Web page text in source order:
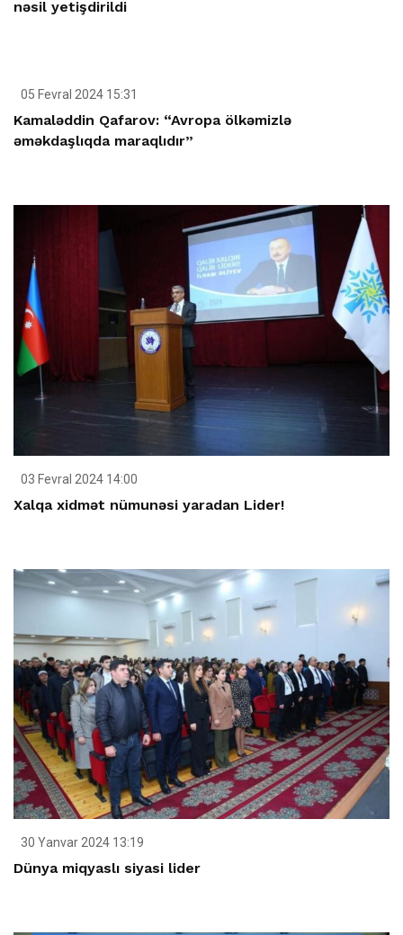
nəsil yetişdirildi
05 Fevral 2024 15:31
Kamaləddin Qafarov: “Avropa ölkəmizlə
əməkdaşlıqda maraqlıdır”
03 Fevral 2024 14:00
Xalqa xidmət nümunəsi yaradan Lider!
30 Yanvar 2024 13:19
Dünya miqyaslı siyasi lider